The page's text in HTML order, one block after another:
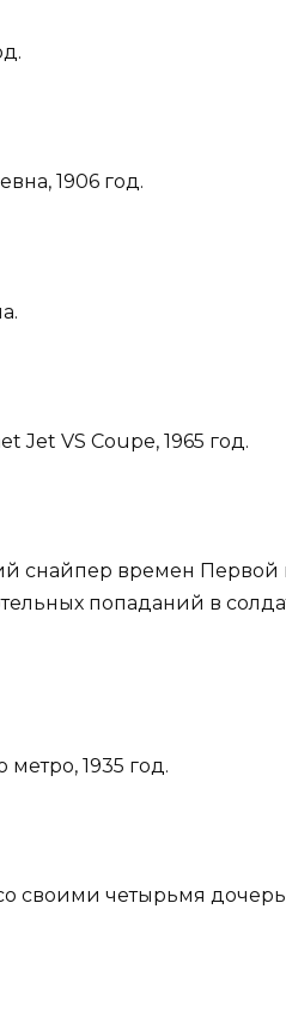
1906 год.
Jet VS Coupe, 1965 год.
снайпер времен
попаданий в
1935 год.
своими четырьмя